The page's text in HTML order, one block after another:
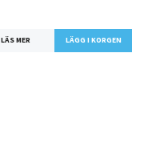
LÄS MER LÄGG I KORGEN